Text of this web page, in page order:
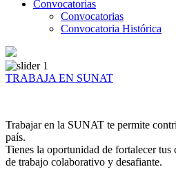
Convocatorias
Convocatorias
Convocatoria Histórica
TRABAJA EN SUNAT
Trabajar en la SUNAT te permite
país.
Tienes la oportunidad de fortalecer tus
de trabajo colaborativo y desafiante.